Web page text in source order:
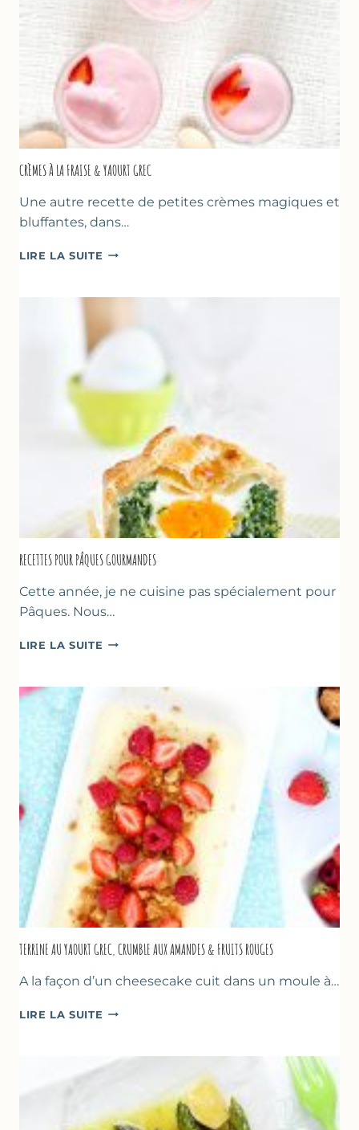
CRÈMES À LA FRAISE & YAOURT GREC
Une autre recette de petites crèmes magiques et
bluffantes, dans…
LIRE LA SUITE CRÈMES
FRAISE
YAOURT
GREC
RECETTES POUR PÂQUES GOURMANDES
Cette année, je ne cuisine pas spécialement pour
Pâques. Nous…
LIRE LA SUITE RECETTES
GOURMANDES
TERRINE AU YAOURT GREC, CRUMBLE AUX AMANDES & FRUITS ROUGES
A la façon d’un cheesecake cuit dans un moule à…
LIRE LA SUITE TERRINE
GREC,
AMANDES
&